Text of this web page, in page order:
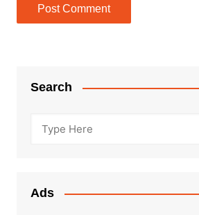
Search
Ads